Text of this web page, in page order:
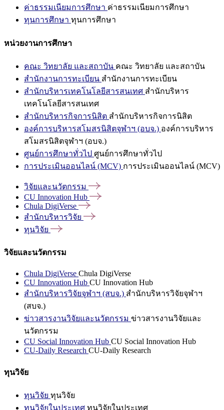
ค่าธรรมเนียมการศึกษา ค่าธรรมเนียมการศึกษา
ทุนการศึกษา ทุนการศึกษา
หน่วยงานการศึกษา
คณะ วิทยาลัย และสถาบัน คณะ วิทยาลัย และสถาบัน
สำนักงานการทะเบียน สำนักงานการทะเบียน
สำนักบริหารเทคโนโลยีสารสนเทศ สำนักบริหาร
เทคโนโลยีสารสนเทศ
สำนักบริหารกิจการนิสิต สำนักบริหารกิจการนิสิต
องค์การบริหารสโมสรนิสิตจุฬาฯ (อบจ.) องค์การบริหาร
สโมสรนิสิตจุฬาฯ (อบจ.)
ศูนย์การศึกษาทั่วไป ศูนย์การศึกษาทั่วไป
การประเมินออนไลน์ (MCV) การประเมินออนไลน์ (MCV)
วิจัยและนวัตกรรม
CU Innovation Hub
Chula DigiVerse
สำนักบริหารวิจัย
ทุนวิจัย
วิจัยและนวัตกรรม
Chula DigiVerse Chula DigiVerse
CU Innovation Hub CU Innovation Hub
สำนักบริหารวิจัยจุฬาฯ (สบจ.) สำนักบริหารวิจัยจุฬาฯ
(สบจ.)
ข่าวสารงานวิจัยและนวัตกรรม ข่าวสารงานวิจัยและ
นวัตกรรม
CU Social Innovation Hub CU Social Innovation Hub
CU-Daily Research CU-Daily Research
ทุนวิจัย
ทุนวิจัย ทุนวิจัย
ทุนวิจัยในประเทศ ทุนวิจัยในประเทศ